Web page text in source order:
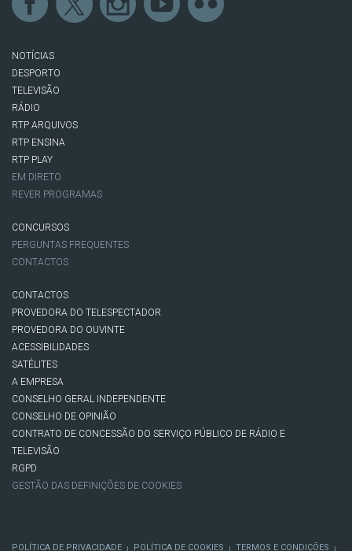
NOTÍCIAS
DESPORTO
TELEVISÃO
RÁDIO
RTP ARQUIVOS
RTP ENSINA
RTP PLAY
EM DIRETO
REVER PROGRAMAS
CONCURSOS
PERGUNTAS FREQUENTES
CONTACTOS
CONTACTOS
PROVEDORA DO TELESPECTADOR
PROVEDORA DO OUVINTE
ACESSIBILIDADES
SATÉLITES
A EMPRESA
CONSELHO GERAL INDEPENDENTE
CONSELHO DE OPINIÃO
CONTRATO DE CONCESSÃO DO SERVIÇO PÚBLICO DE RÁDIO E
TELEVISÃO
RGPD
GESTÃO DAS DEFINIÇÕES DE COOKIES
POLÍTICA DE PRIVACIDADE | POLÍTICA DE COOKIES | TERMOS E CONDIÇÕES |